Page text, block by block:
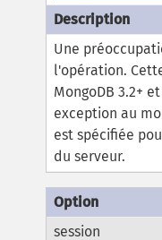
Une
l'opération.
MongoDB 3.2+
exception au
est spécifiée
du serveur.
session